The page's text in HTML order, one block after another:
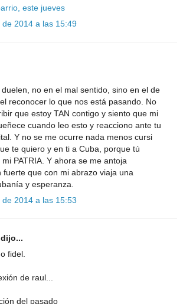
este jueves
2014 a las 15:49
no en el mal sentido, sino en el de
reconocer lo que nos está pasando. No
que estoy TAN contigo y siento que mi
cuando leo esto y reacciono ante tu
Y no se me ocurre nada menos cursi
te quiero y en ti a Cuba, porque tú
PATRIA. Y ahora se me antoja
fuerte que con mi abrazo viaja una
y esperanza.
2014 a las 15:53
dijo...
fidel.
de raul...
del pasado